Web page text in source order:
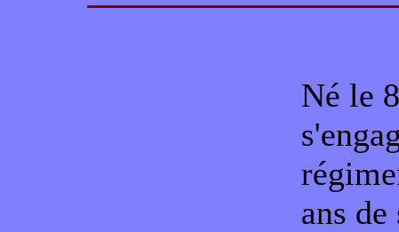
Né le
ans